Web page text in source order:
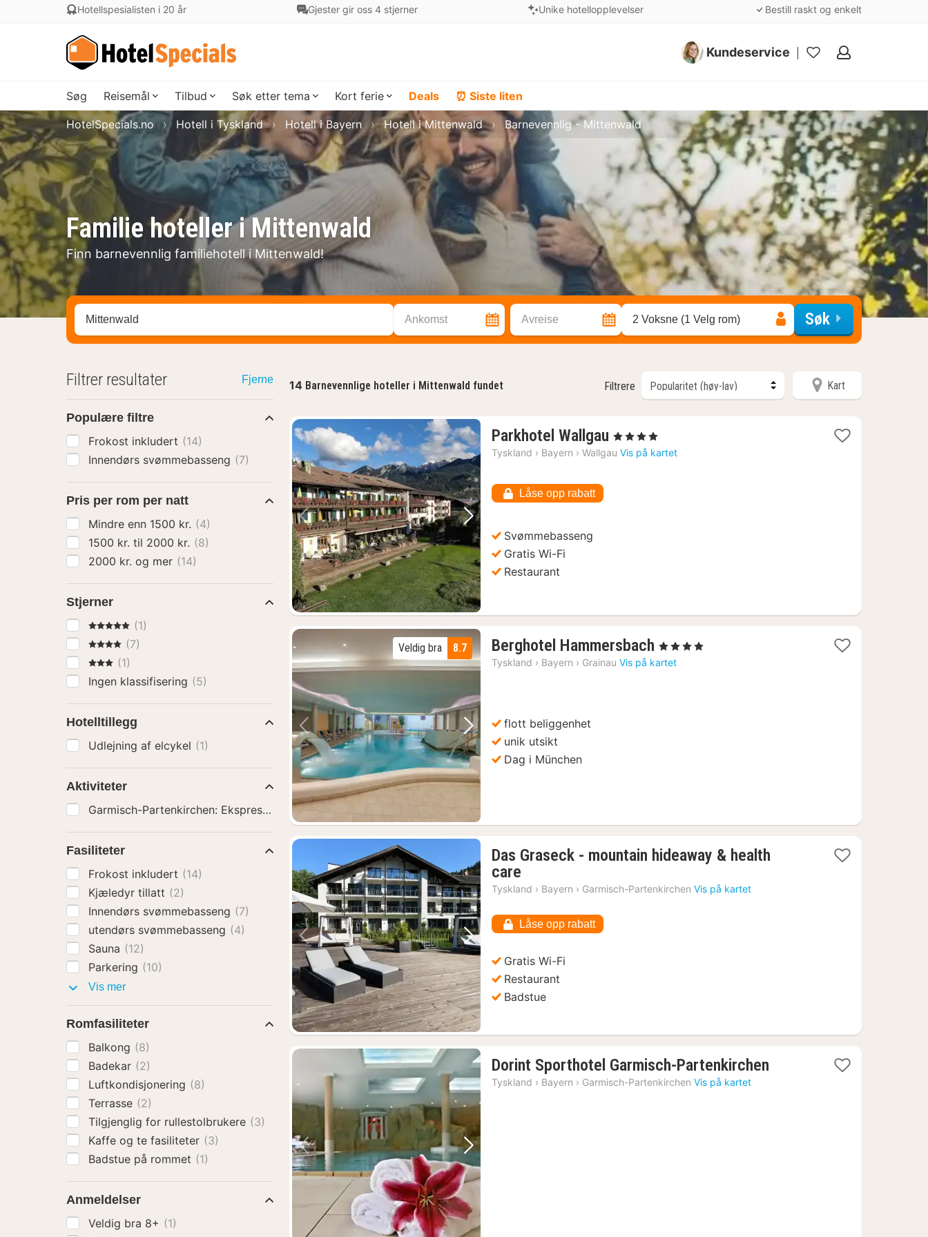
Hotellspesialisten i 20 år Gjester gir oss 4 stjerner Unike hotellopplevelser Bestill raskt og enkelt
Kundeservice
Mine
Søg Reisemål Tilbud Søk etter tema Kort ferie Deals ⏰ Siste liten
Familie hoteller i Mittenwald
Finn barnevennlig familiehotell i Mittenwald!
HotelSpecials.no Hotell i Tyskland Hotell i Bayern Hotell i Mittenwald Barnevennlig - Mittenwald
Søk hotell, region eller by Ankomst Avreise 2 Voksne (1 Velg rom) Søk
14 Barnevennlige hoteller i Mittenwald fundet Filtrere Kart
Forrige bilde Neste bilde
Parkhotel Wallgau 1
natt
, 4 Stjerner
Tyskland › Bayern › Wallgau Vis på kartet
Låse opp rabatt
Svømmebasseng
Gratis Wi-Fi
Restaurant
Forrige bilde Neste bilde
8.7
Veldig bra Berghotel Hammersbach 1
natt
, 4 Stjerner
Tyskland › Bayern › Grainau Vis på kartet
flott beliggenhet
unik utsikt
Dag i München
Forrige bilde Neste bilde
Das Graseck - mountain hideaway & health
care
natt
3762
kr.
Tyskland › Bayern › Garmisch-Partenkirchen Vis på kartet
Låse opp rabatt
Gratis Wi-Fi
Restaurant
Badstue
Forrige bilde Neste bilde
Dorint Sporthotel Garmisch-Partenkirchen
Tyskland › Bayern › Garmisch-Partenkirchen Vis på kartet
Filtrer resultater Fjerne
Populære filtre
Frokost inkludert (14)
Innendørs svømmebasseng (7)
Pris per rom per natt
Mindre enn 1500 kr. (4)
1500 kr. til 2000 kr. (8)
2000 kr. og mer (14)
Stjerner
5 Stjerner(1)
4 Stjerner
(7)
3 Stjerner
(1)
Ingen klassifisering (5)
Hotelltillegg
Udlejning af elcykel (1)
Aktiviteter
Fasiliteter
Frokost inkludert (14)
Kjæledyr tillatt (2)
Innendørs svømmebasseng (7)
utendørs svømmebasseng (4)
Sauna (12)
Parkering (10)
Vis merFasiliteter
Romfasiliteter
Balkong (8)
Badekar (2)
Luftkondisjonering (8)
Terrasse (2)
Tilgjenglig for rullestolbrukere (3)
Kaffe og te fasiliteter (3)
Badstue på rommet (1)
Anmeldelser
Veldig bra 8+ (1)